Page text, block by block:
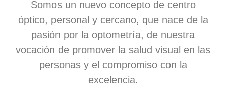
Somos un nuevo concepto de centro
óptico, personal y cercano, que nace de la
pasión por la optometría, de nuestra
vocación de promover la salud visual en las
personas y el compromiso con la
excelencia.